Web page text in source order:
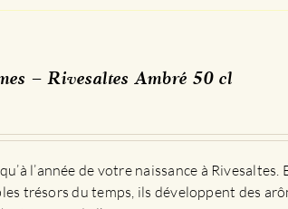
– Rivesaltes Ambré 50 cl
l’année de votre naissance à
trésors du temps, ils développent des